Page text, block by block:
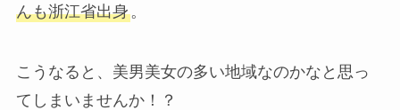
んも浙江省出身。
こうなると、美男美女の多い地域なのかなと思っ
てしまいませんか！？